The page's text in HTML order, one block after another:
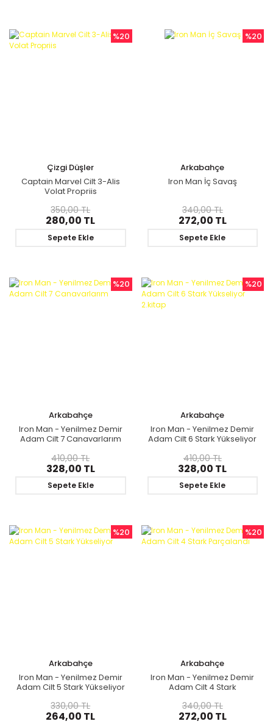
%20
Çizgi Düşler
Captain Marvel Cilt 3-Alis
Volat Propriis
280,00 TL
350,00 TL
Sepete Ekle
%20
Arkabahçe
Iron Man İç Savaş
272,00 TL
340,00 TL
Sepete Ekle
%20
Arkabahçe
Iron Man - Yenilmez Demir
Adam Cilt 7 Canavarlarım
328,00 TL
410,00 TL
Sepete Ekle
%20
Arkabahçe
Iron Man - Yenilmez Demir
Adam Cilt 6 Stark Yükseliyor
328,00 TL
410,00 TL
Sepete Ekle
%20
Arkabahçe
Iron Man - Yenilmez Demir
Adam Cilt 5 Stark Yükseliyor
264,00 TL
330,00 TL
%20
Arkabahçe
Iron Man - Yenilmez Demir
Adam Cilt 4 Stark
272,00 TL
340,00 TL